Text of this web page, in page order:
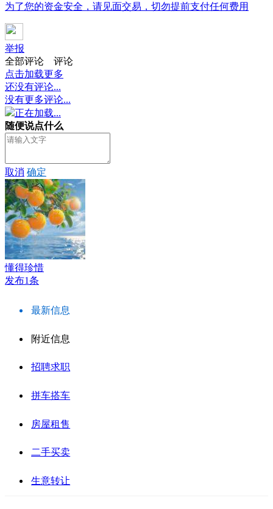
为了您的资金安全，请见面交易，切勿提前支付任何费用
举报
全部评论
评论
点击加载更多
还没有评论...
没有更多评论...
正在加载...
随便说点什么
取消 确定
懂得珍惜
发布1条
最新信息
附近信息
招聘求职
拼车搭车
房屋租售
二手买卖
生意转让